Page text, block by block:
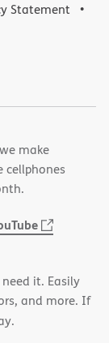
Statement
make
cellphones
(opens
window)
it. Easily
and more. If